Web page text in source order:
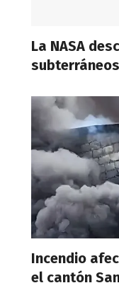
La NASA
subterráneos
Incendio
el cantón